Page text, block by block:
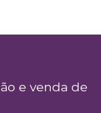
e venda de